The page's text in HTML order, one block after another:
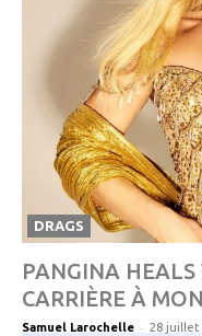
DRAGS
PANGINA HEALS
CARRIÈRE À
Samuel Larochelle - 28 juillet